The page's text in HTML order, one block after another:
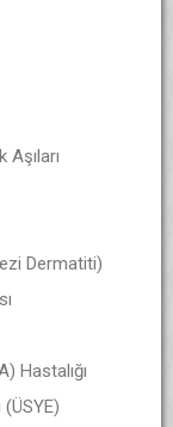
Dermatiti)
Hastalığı